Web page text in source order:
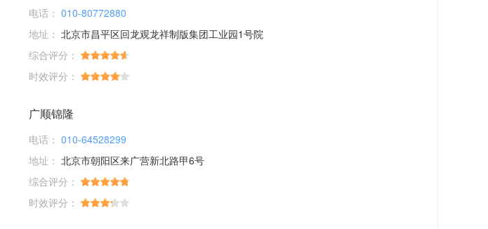
电话： 010-80772880
地址： 北京市昌平区回龙观龙祥制版集团工业园1号院
综合评分：
时效评分：
广顺锦隆
电话： 010-64528299
地址： 北京市朝阳区来广营新北路甲6号
综合评分：
时效评分：